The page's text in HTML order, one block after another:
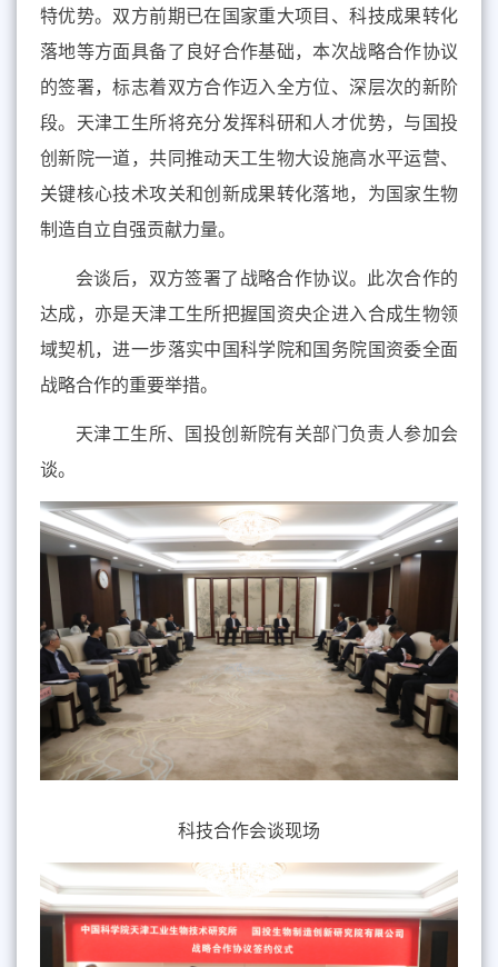
特优势。 双方前期已在国家重大项目、科技成果转化
落地等方面具备了良好合作基础，本次战略合作协议
的签署，标志着双方合作迈入全方位、深层次的新阶
段。天津工生所将充分发挥科研和人才优势，与国投
创新院一道，共同推动天工生物大设施高水平运营、
关键核心技术攻关和创新成果转化落地，为国家生物
制造自立自强贡献力量。
会谈后，双方签署了 战略合作协议。 此次合作的
达成，亦是天津工生所把握国资央企进入合成生物领
域契机，进一步落实中国科学院和国务院国资委全面
战略合作的重要举措。
天津工生所、国投创新院有关部门负责人参加会
谈。
科技合作会谈现场